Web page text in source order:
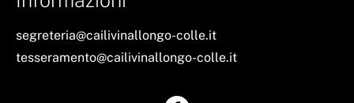
segreteria@cailivinallongo-colle.it
tesseramento@cailivinallongo-colle.it